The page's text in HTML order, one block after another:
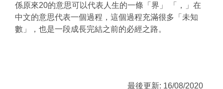
係原來20的意思可以代表人生的一條「界」 「，」在
中文的意思代表一個過程，這個過程充滿很多「未知
數」，也是一段成長完結之前的必經之路。
最後更新: 16/08/2020